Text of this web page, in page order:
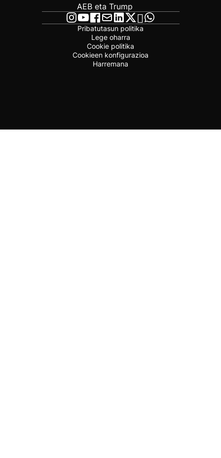
AEB eta Trump
Pribatutasun politika
Lege oharra
Cookie politika
Cookieen konfigurazioa
Harremana